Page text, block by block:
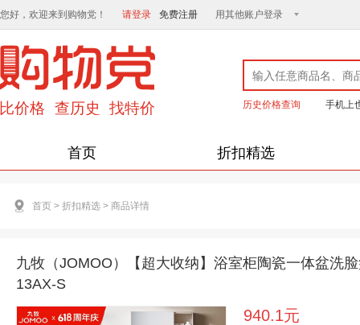
您好，欢迎来到购物党！ 请登录 免费注册 用其他账户登录
历史价格查询 手机上
首页 折扣精选
首页 > 折扣精选 > 商品详情
九牧（JOMOO）【超大收纳】浴室柜陶瓷一体盆洗
13AX-S
940.1元